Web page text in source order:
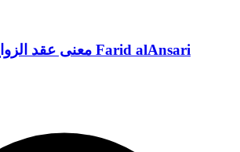
معنى عقد الزواج - فريد الأنصاري Farid alAnsari